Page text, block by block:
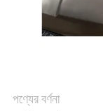
পণ্যের বর্ণনা